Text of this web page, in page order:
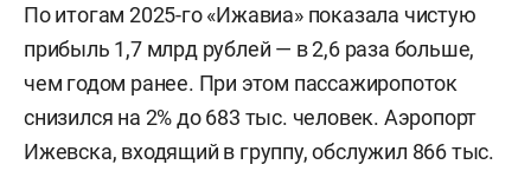
По итогам 2025-го «Ижавиа» показала чистую
прибыль 1,7 млрд рублей — в 2,6 раза больше,
чем годом ранее. При этом пассажиропоток
снизился на 2% до 683 тыс. человек. Аэропорт
Ижевска, входящий в группу, обслужил 866 тыс.